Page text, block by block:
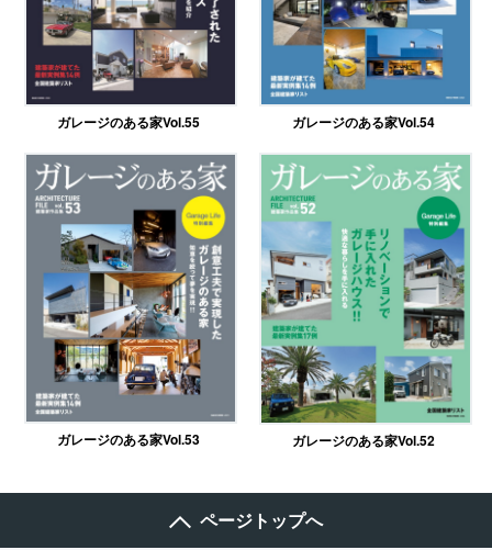
ガレージのある家Vol.55 ガレージのある家Vol.54
ガレージのある家Vol.53 ガレージのある家Vol.52
ページトップへ